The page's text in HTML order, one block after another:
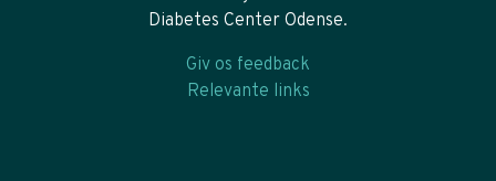
Diabetes Center Odense.
Giv os feedback
Relevante links